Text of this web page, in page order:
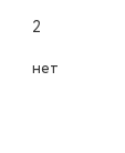
2
нет